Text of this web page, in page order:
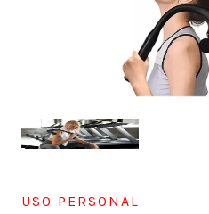
USO PERSONAL